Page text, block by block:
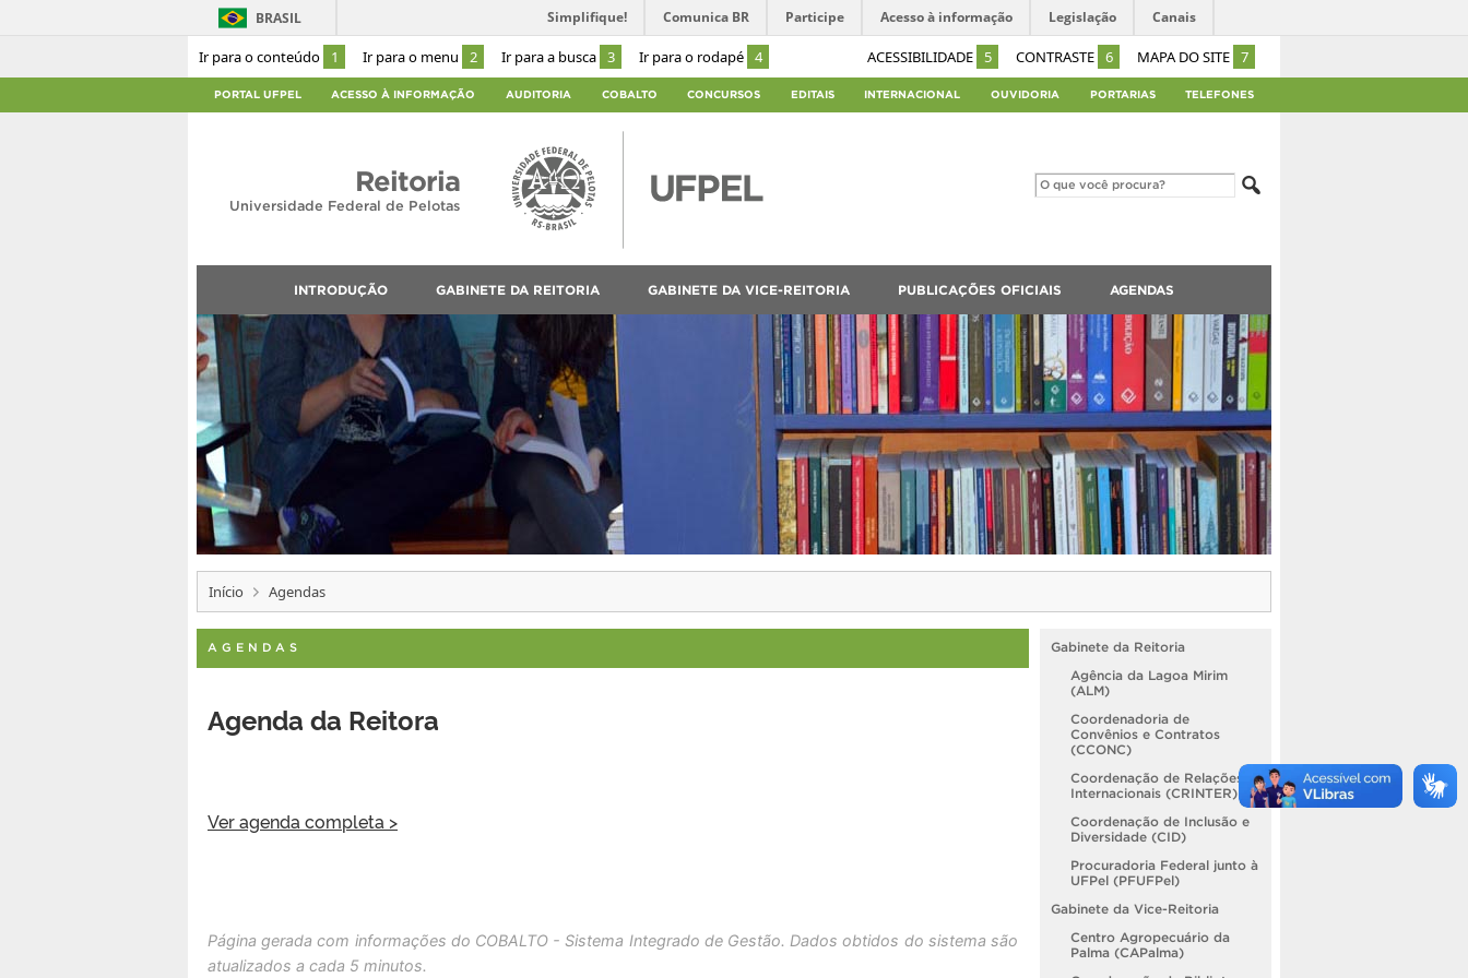
Ir para o conteúdo 1 Ir para o menu 2 Ir para a busca 3 Ir para o rodapé 4 ACESSIBILIDADE 5 CONTRASTE 6 MAPA DO SITE 7
BRASIL Simplifique! Comunica BR Participe Acesso à informação Legislação Canais
PORTAL UFPEL ACESSO À INFORMAÇÃO AUDITORIA COBALTO CONCURSOS EDITAIS INTERNACIONAL OUVIDORIA PORTARIAS TELEFONES
Reitoria
Universidade Federal de Pelotas
INTRODUÇÃO GABINETE DA REITORIA GABINETE DA VICE-REITORIA PUBLICAÇÕES OFICIAIS AGENDAS
Início Agendas
AGENDAS
Agenda da Reitora
Ver agenda completa >
Página gerada com informações do COBALTO - Sistema Integrado de Gestão. Dados obtidos do sistema são
atualizados a cada 5 minutos.
Gabinete da Reitoria
Agência da Lagoa Mirim
(ALM)
Coordenadoria de
Convênios e Contratos
(CCONC)
Coordenação de Relações
Internacionais (CRINTER)
Coordenação de Inclusão e
Diversidade (CID)
Procuradoria Federal junto à
UFPel (PFUFPel)
Gabinete da Vice-Reitoria
Centro Agropecuário da
Palma (CAPalma)